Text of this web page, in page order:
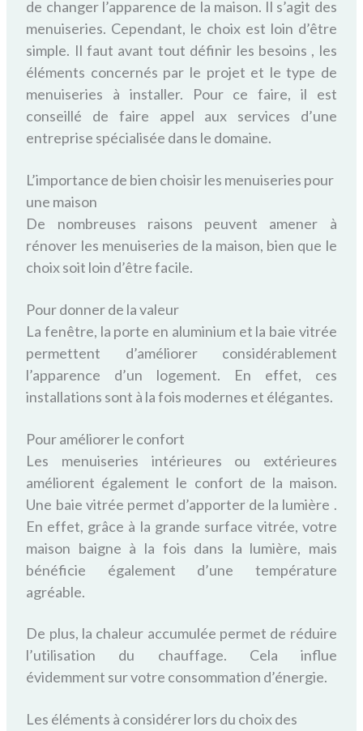
de changer l’apparence de la maison. Il s’agit des
menuiseries. Cependant, le choix est loin d’être
simple. Il faut avant tout définir les besoins , les
éléments concernés par le projet et le type de
menuiseries à installer. Pour ce faire, il est
conseillé de faire appel aux services d’une
entreprise spécialisée dans le domaine.
L’importance de bien choisir les menuiseries pour
une maison
De nombreuses raisons peuvent amener à
rénover les menuiseries de la maison, bien que le
choix soit loin d’être facile.
Pour donner de la valeur
La fenêtre, la porte en aluminium et la baie vitrée
permettent d’améliorer considérablement
l’apparence d’un logement. En effet, ces
installations sont à la fois modernes et élégantes.
Pour améliorer le confort
Les menuiseries intérieures ou extérieures
améliorent également le confort de la maison.
Une baie vitrée permet d’apporter de la lumière .
En effet, grâce à la grande surface vitrée, votre
maison baigne à la fois dans la lumière, mais
bénéficie également d’une température
agréable.
De plus, la chaleur accumulée permet de réduire
l’utilisation du chauffage. Cela influe
évidemment sur votre consommation d’énergie.
Les éléments à considérer lors du choix des